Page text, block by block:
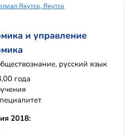
Якутск, Якутск
и управление
русский язык
года
2018: